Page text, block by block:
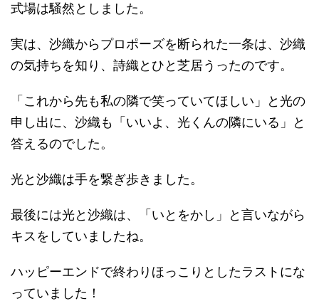
式場は騒然としました。
実は、沙織からプロポーズを断られた一条は、沙織
の気持ちを知り、詩織とひと芝居うったのです。
「これから先も私の隣で笑っていてほしい」と光の
申し出に、沙織も「いいよ、光くんの隣にいる」と
答えるのでした。
光と沙織は手を繋ぎ歩きました。
最後には光と沙織は、「いとをかし」と言いながら
キスをしていましたね。
ハッピーエンドで終わりほっこりとしたラストにな
っていました！